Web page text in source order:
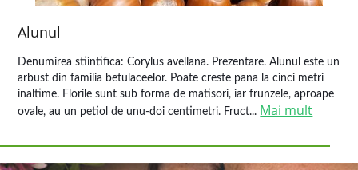
Alunul
Denumirea stiintifica: Corylus avellana. Prezentare. Alunul este un
arbust din familia betulaceelor. Poate creste pana la cinci metri
inaltime. Florile sunt sub forma de matisori, iar frunzele, aproape
ovale, au un petiol de unu-doi centimetri. Fruct... Mai mult